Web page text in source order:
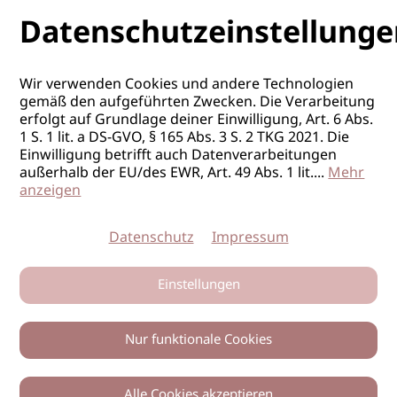
Wir verwenden Cookies und andere Technologien
gemäß den aufgeführten Zwecken. Die Verarbeitung
erfolgt auf Grundlage deiner Einwilligung, Art. 6 Abs.
1 S. 1 lit. a DS-GVO, § 165 Abs. 3 S. 2 TKG 2021. Die
Einwilligung betrifft auch Datenverarbeitungen
außerhalb der EU/des EWR, Art. 49 Abs. 1 lit....Mehr
anzeigen
Datenschutz Impressum
Einstellungen
Nur funktionale Cookies